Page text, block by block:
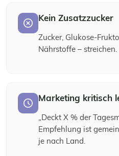
Kein Zusatzzucker
Zucker, Glukose-
Nährstoffe – streichen.
Marketing kritisch
„Deckt X % der
Empfehlung ist
je nach Land.